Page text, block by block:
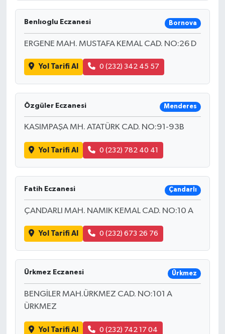
Benlıoglu Eczanesi Bornova
ERGENE MAH. MUSTAFA KEMAL CAD. NO:26 D
Yol Tarifi Al 0 (232) 342 45 57
Özgüler Eczanesi Menderes
KASIMPAŞA MH. ATATÜRK CAD. NO:91-93B
Yol Tarifi Al 0 (232) 782 40 41
Fatih Eczanesi Çandarlı
ÇANDARLI MAH. NAMIK KEMAL CAD. NO:10 A
Yol Tarifi Al 0 (232) 673 26 76
Ürkmez Eczanesi Ürkmez
BENGİLER MAH.ÜRKMEZ CAD. NO:101 A
ÜRKMEZ
Yol Tarifi Al 0 (232) 742 17 04